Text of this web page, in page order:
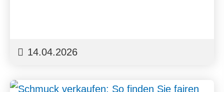
14.04.2026